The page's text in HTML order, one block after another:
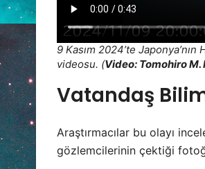
9 Kasım 2024’te
videosu. (Video: Tomohiro M.
Vatandaş
Araştırmacılar bu olayı
gözlemcilerinin çektiği